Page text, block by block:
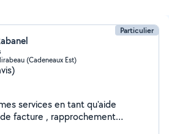
Particulier
(Cadeneaux Est)
facture , rapprochement